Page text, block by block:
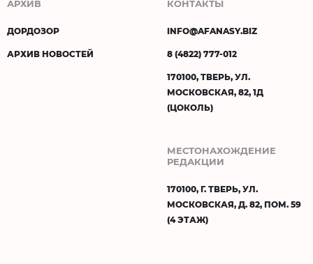
АРХИВ
ДОРДОЗОР
АРХИВ НОВОСТЕЙ
КОНТАКТЫ
INFO@AFANASY.BIZ
8 (4822) 777-012
170100, ТВЕРЬ, УЛ.
МОСКОВСКАЯ, 82, 1Д
(ЦОКОЛЬ)
МЕСТОНАХОЖДЕНИЕ
РЕДАКЦИИ
170100, Г. ТВЕРЬ, УЛ.
МОСКОВСКАЯ, Д. 82, ПОМ. 59
(4 ЭТАЖ)